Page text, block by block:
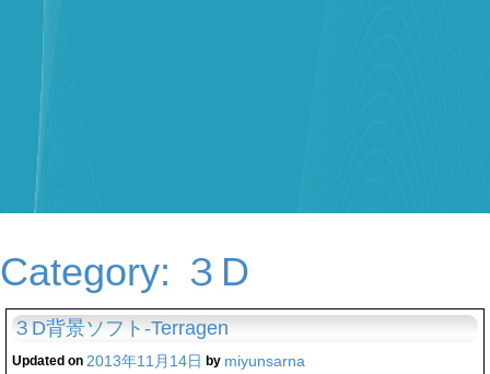
Category: ３D
３D背景ソフト-Terragen
Updated on 2013年11月14日 by miyunsarna